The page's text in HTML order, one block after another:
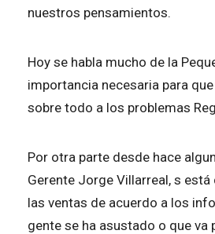
nuestros pensamientos.
Hoy se habla mucho de la
importancia necesaria para
sobre todo a los problemas
Por otra parte desde hace
Gerente Jorge Villarreal, s
las ventas de acuerdo a los
gente se ha asustado o que